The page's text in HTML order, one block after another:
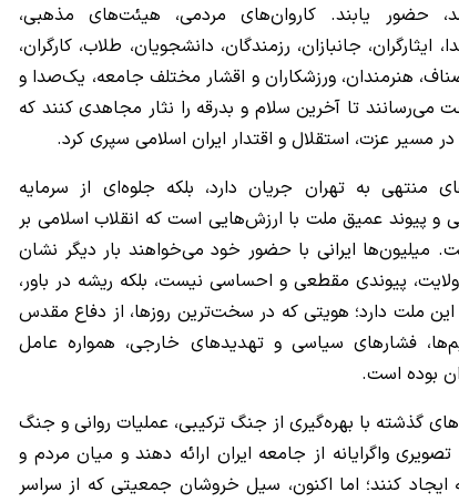
حضور یابند. کاروان‌های مردمی، هیئت‌های مذهبی،
جانبازان، رزمندگان، دانشجویان، طلاب، کارگران،
هنرمندان، ورزشکاران و اقشار مختلف جامعه، یک‌صدا و
می‌رسانند تا آخرین سلام و بدرقه را نثار مجاهدی کنند که
عزت، استقلال و اقتدار ایران اسلامی سپری کرد.
منتهی به تهران جریان دارد، بلکه جلوه‌ای از سرمایه
و پیوند عمیق ملت با ارزش‌هایی است که انقلاب اسلامی بر
میلیون‌ها ایرانی با حضور خود می‌خواهند بار دیگر نشان
ولایت، پیوندی مقطعی و احساسی نیست، بلکه ریشه در باور،
ملت دارد؛ هویتی که در سخت‌ترین روزها، از دفاع مقدس
فشارهای سیاسی و تهدیدهای خارجی، همواره عامل
بوده است.
گذشته با بهره‌گیری از جنگ ترکیبی، عملیات روانی و جنگ
تصویری واگرایانه از جامعه ایران ارائه دهند و میان مردم و
ایجاد کنند؛ اما اکنون، سیل خروشان جمعیتی که از سراسر